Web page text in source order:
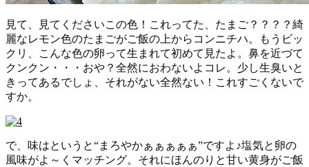
見て、見てくださいこの色！これってた、たまご？？？？綺
麗なレモン色のたまごがご飯の上からコンニチハ。もうビッ
クリ、こんな色の卵って生まれて初めて見たよ。鼻を近づて
クンクン・・・おや？全然におわないよコレ。少し生臭いと
きってあるでしょ、それがない全然ない！これすごくないで
すか。
で、味はというと“まろやかぁぁぁぁぁ”ですよ♪塩気と卵の
風味がよ～くマッチング。それにほんのりと甘い黄身がご飯